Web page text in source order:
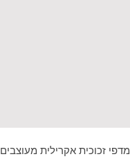
מדפי זכוכית אקרילית מעוצבים